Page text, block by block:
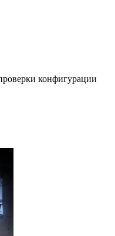
конфигурации